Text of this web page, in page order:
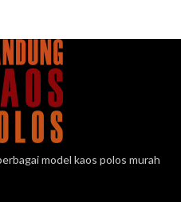
model kaos polos murah